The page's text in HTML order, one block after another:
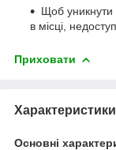
Щоб уникнути
в місці,
Приховати
Характеристики
Основні